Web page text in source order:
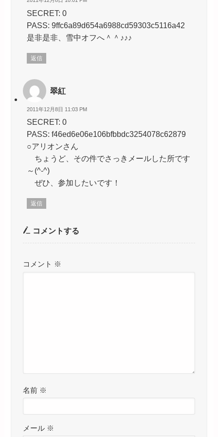
SECRET: 0
PASS: 9ffc6a89d654a6988cd59303c5116a42
是非是非、雪中オフへ＾＾♪♪♪
返信
翠紅
2011年12月8日 11:03 PM
SECRET: 0
PASS: f46ed6e06e106bfbbdc3254078c62879
○アリオンさん
ちょうど、その件でさっきメールした所です
～(^-^)
ぜひ、参加したいです！
返信
コメントする
コメント ※
名前 ※
メール ※